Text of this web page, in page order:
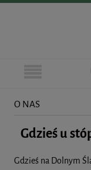
O NAS
Gdzieś u
Gdzieś na Dolnym